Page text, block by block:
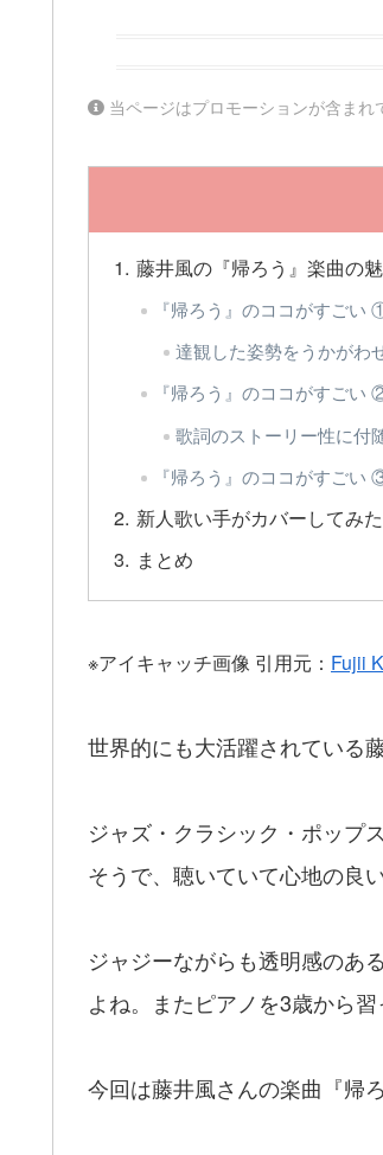
当ページはプロモーションが含まれ
藤井風の『帰ろう』楽曲の
『帰ろう』のココがすごい
達観した姿勢をうかがわ
『帰ろう』のココがすごい
歌詞のストーリー性に付
『帰ろう』のココがすごい
新人歌い手がカバーしてみた
まとめ
※アイキャッチ画像 引用元： Fujii
世界的にも大活躍されている
ジャズ・クラシック・ポップ
そうで、聴いていて心地の良
ジャジーながらも透明感のあ
よね。またピアノを3歳から
今回は藤井風さんの楽曲『帰